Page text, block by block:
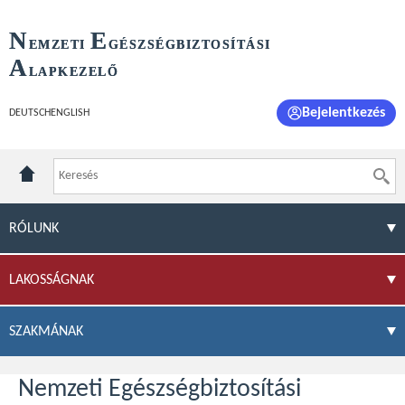
NEMZETI E GÉSZSÉGBIZTOSÍTÁSI
ALAPKEZELŐ
DEUTSCH ENGLISH Bejelentkezés
RÓLUNK
LAKOSSÁGNAK
SZAKMÁNAK
Nemzeti Egészségbiztosítási